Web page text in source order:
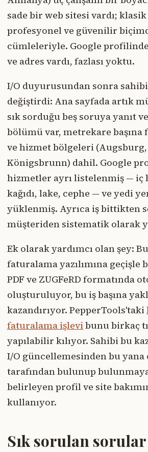
sade bir web sitesi vardı;
profesyonel ve güvenilir
cümleleriyle. Google
ve adres vardı, fazlası yoktu.
I/O duyurusundan sonra
değiştirdi: Ana sayfada artık
sık sorduğu beş soruya yanıt
bölümü var, metrekare
ve hizmet bölgeleri
Königsbrunn) dahil. Google
hizmetler ayrı listelenmiş — iç
kağıdı, lake, cephe — ve yedi
yüklenmiş. Ayrıca iş bittikten
müşteriden sistematik olarak
Ek olarak yardımcı olan şey:
faturalama yazılımına
PDF ve ZUGFeRD formatında
oluşturuluyor, bu iş başına
kazandırıyor. PepperTools'taki
faturalama işlevibunu birkaç
yapılabilir kılıyor. Sahibi bu
I/O güncellemesinden bu yana
tarafından bulunup
belirleyen profil ve site
kullanıyor.
Sık sorulan sorular